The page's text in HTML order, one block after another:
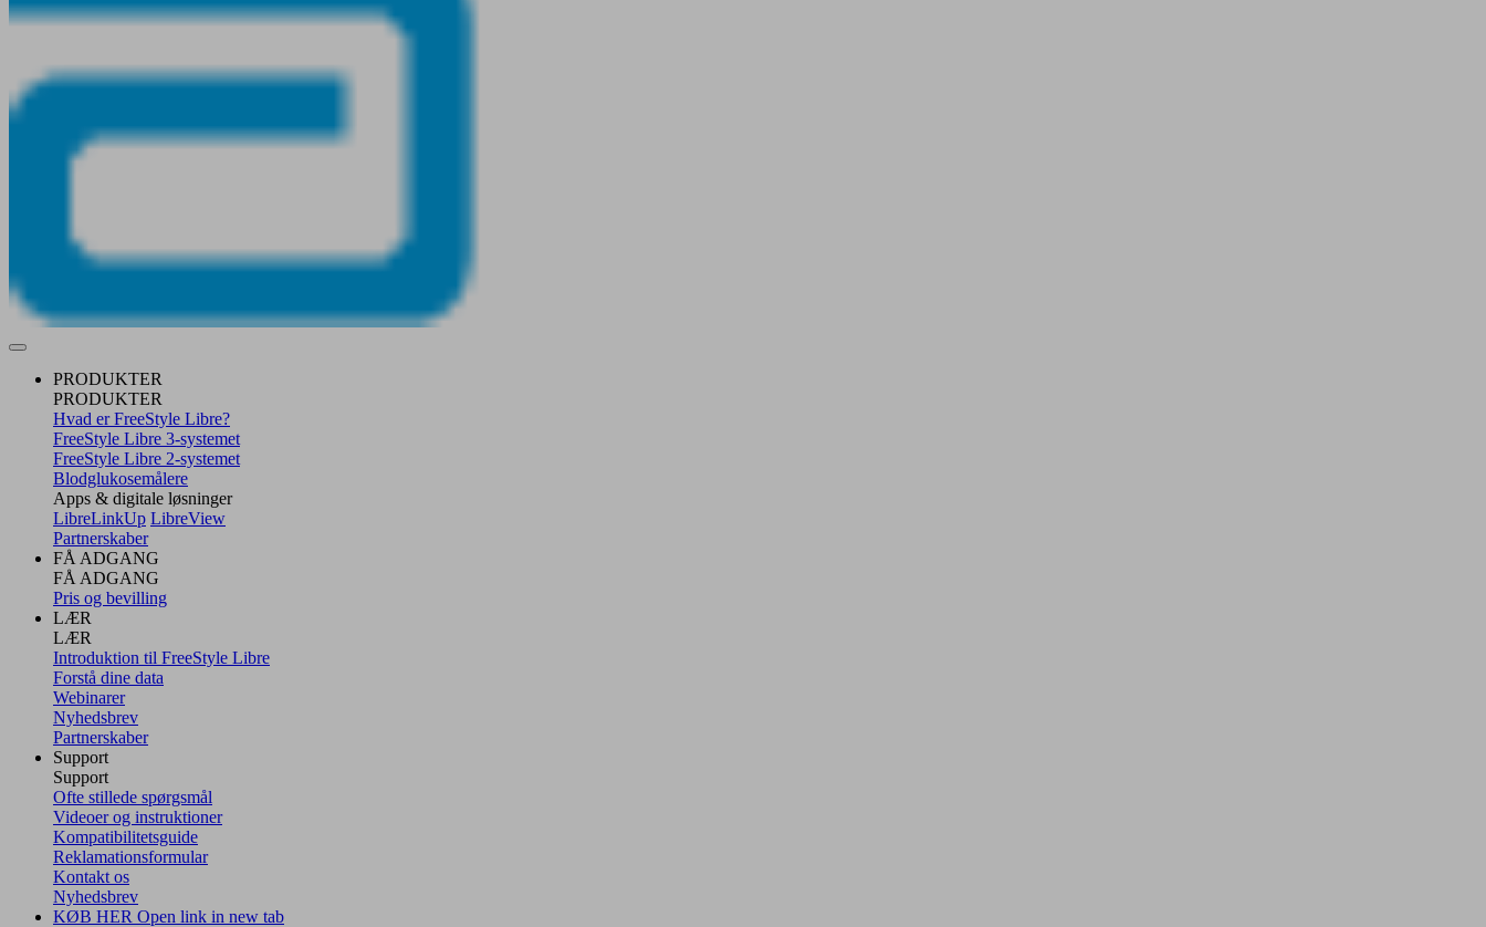
PRODUKTER
PRODUKTER
Hvad er FreeStyle Libre?
FreeStyle Libre 3-systemet
FreeStyle Libre 2-systemet
Blodglukosemålere
Apps & digitale løsninger
LibreLinkUp LibreView
Partnerskaber
FÅ ADGANG
FÅ ADGANG
Pris og bevilling
LÆR
LÆR
Introduktion til FreeStyle Libre
Forstå dine data
Webinarer
Nyhedsbrev
Partnerskaber
Support
Support
Ofte stillede spørgsmål
Videoer og instruktioner
Kompatibilitetsguide
Reklamationsformular
Kontakt os
Nyhedsbrev
KØB HER Open link in new tab